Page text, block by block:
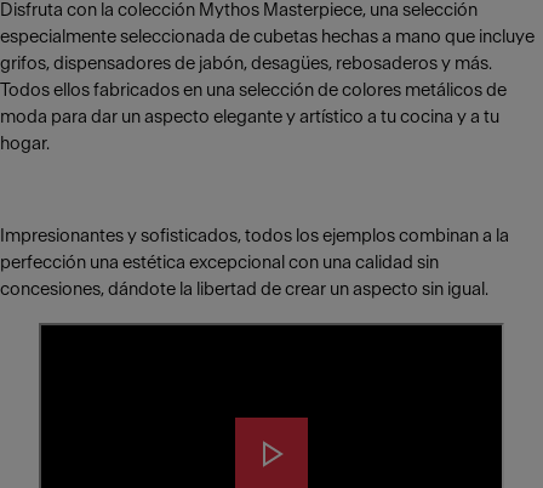
Disfruta con la colección Mythos Masterpiece, una selección
especialmente seleccionada de cubetas hechas a mano que incluye
grifos, dispensadores de jabón, desagües, rebosaderos y más.
Todos ellos fabricados en una selección de colores metálicos de
moda para dar un aspecto elegante y artístico a tu cocina y a tu
hogar.
Impresionantes y sofisticados, todos los ejemplos combinan a la
perfección una estética excepcional con una calidad sin
concesiones, dándote la libertad de crear un aspecto sin igual.